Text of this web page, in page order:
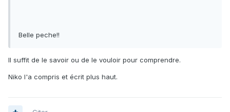
Belle peche!!
Il suffit de le savoir ou de le vouloir pour comprendre.
Niko l'a compris et écrit plus haut.